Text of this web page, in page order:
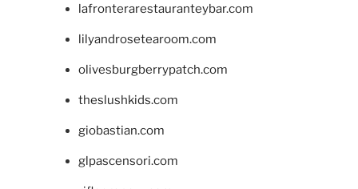
lafronterarestauranteybar.com
lilyandrosetearoom.com
olivesburgberrypatch.com
theslushkids.com
giobastian.com
glpascensori.com